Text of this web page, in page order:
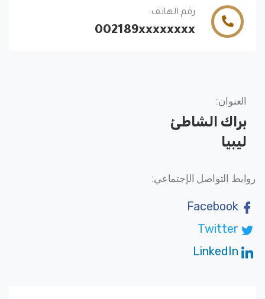
رقم الهاتف:
002189xxxxxxxx
العنوان:
براك الشاطئ
ليبيا
روابط التواصل الإجتماعي: